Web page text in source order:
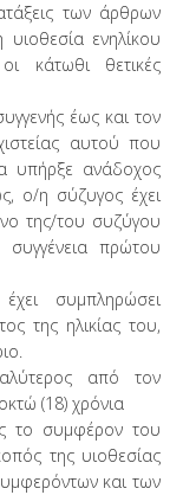
των άρθρων
ενηλίκου
κάτωθι θετικές
έως και τον
αυτού που
υπήρξε ανάδοχος
ο/η σύζυγος έχει
της/του συζύγου
πρώτου
συμπληρώσει
της ηλικίας του,
από τον
(18) χρόνια
το συμφέρον του
της υιοθεσίας
και των